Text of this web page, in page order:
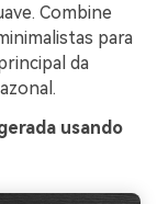
Combine
para
da
usando